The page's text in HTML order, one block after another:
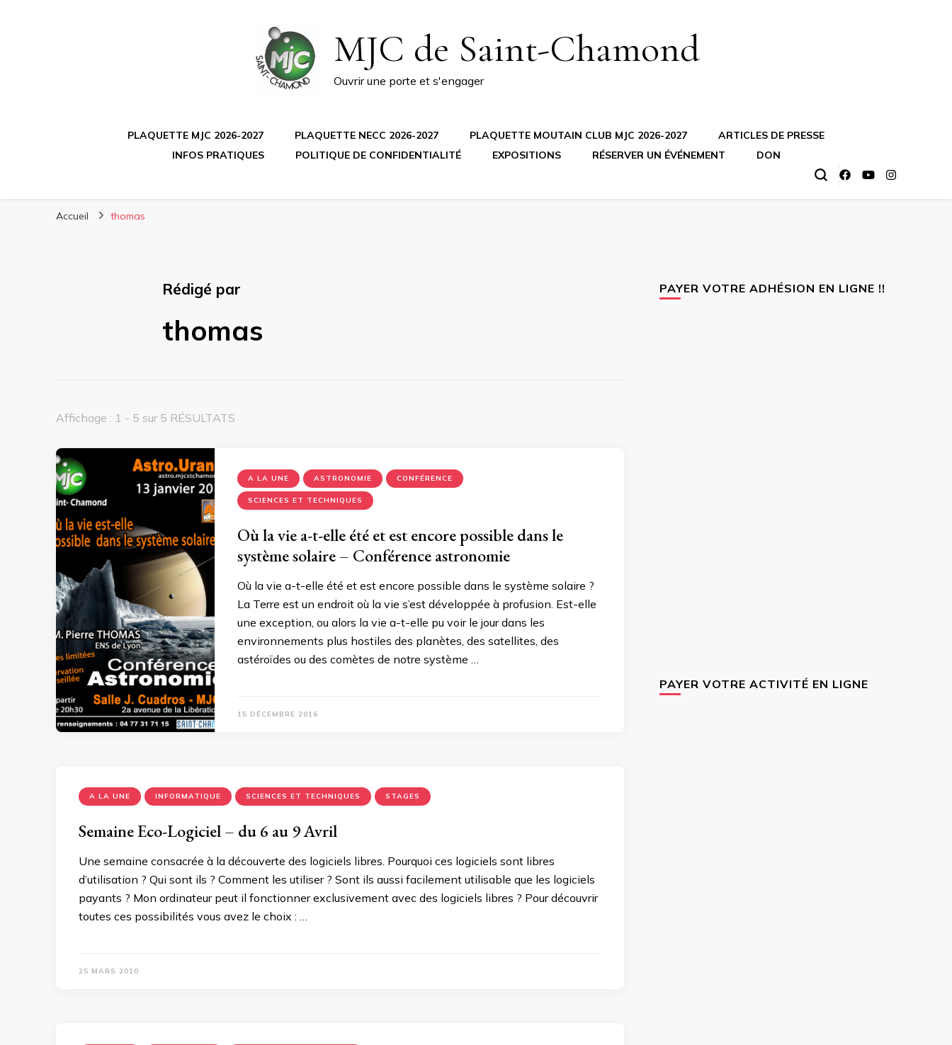
MJC de Saint-Chamond
Ouvrir une porte et s'engager
PLAQUETTE MJC 2026-2027 PLAQUETTE NECC 2026-2027 PLAQUETTE MOUTAIN CLUB MJC 2026-2027
ARTICLES DE PRESSE
INFOS PRATIQUES
POLITIQUE DE CONFIDENTIALITÉ EXPOSITIONS RÉSERVER UN ÉVÉNEMENT DON
Accueil thomas
Rédigé par
thomas
Affichage : 1 - 5 sur 5 RÉSULTATS
A LA UNE ASTRONOMIE CONFÉRENCE
SCIENCES ET TECHNIQUES
Où la vie a-t-elle été et est encore possible dans le
système solaire – Conférence astronomie
Où la vie a-t-elle été et est encore possible dans le système solaire ?
La Terre est un endroit où la vie s’est développée à profusion. Est-elle
une exception, ou alors la vie a-t-elle pu voir le jour dans les
environnements plus hostiles des planètes, des satellites, des
astéroïdes ou des comètes de notre système …
15 DÉCEMBRE 2016
A LA UNE INFORMATIQUE SCIENCES ET TECHNIQUES STAGES
Semaine Eco-Logiciel – du 6 au 9 Avril
Une semaine consacrée à la découverte des logiciels libres. Pourquoi ces logiciels sont libres
d’utilisation ? Qui sont ils ? Comment les utiliser ? Sont ils aussi facilement utilisable que les logiciels
payants ? Mon ordinateur peut il fonctionner exclusivement avec des logiciels libres ? Pour découvrir
toutes ces possibilités vous avez le choix : …
25 MARS 2010
PAYER VOTRE ADHÉSION EN LIGNE !!
PAYER VOTRE ACTIVITÉ EN LIGNE